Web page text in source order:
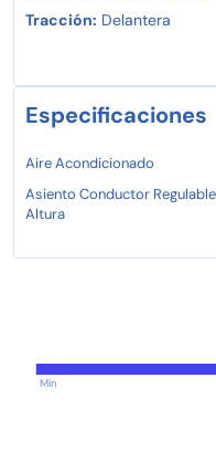
Tracción: Delantera
Especificaciones
Aire Acondicionado
Asiento Conductor
Altura
Min